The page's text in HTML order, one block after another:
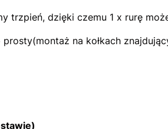
trzpień, dzięki czemu 1 x rurę
na kołkach